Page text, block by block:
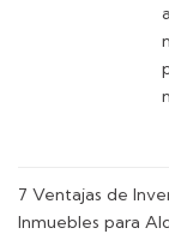
7 Ventajas de
Inmuebles para